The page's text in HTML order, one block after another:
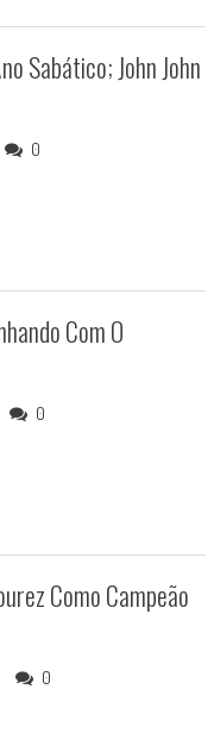
Sabático; John John
0
Com O
0
Como Campeão
0